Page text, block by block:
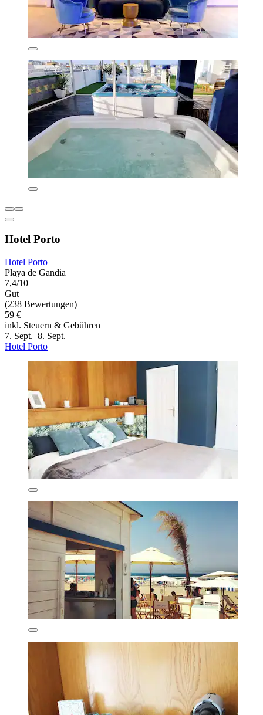
Hotel Porto
Hotel Porto
Playa de Gandia
7,4/10
Gut
(238 Bewertungen)
59 €
inkl. Steuern & Gebühren
7. Sept.–8. Sept.
Hotel Porto